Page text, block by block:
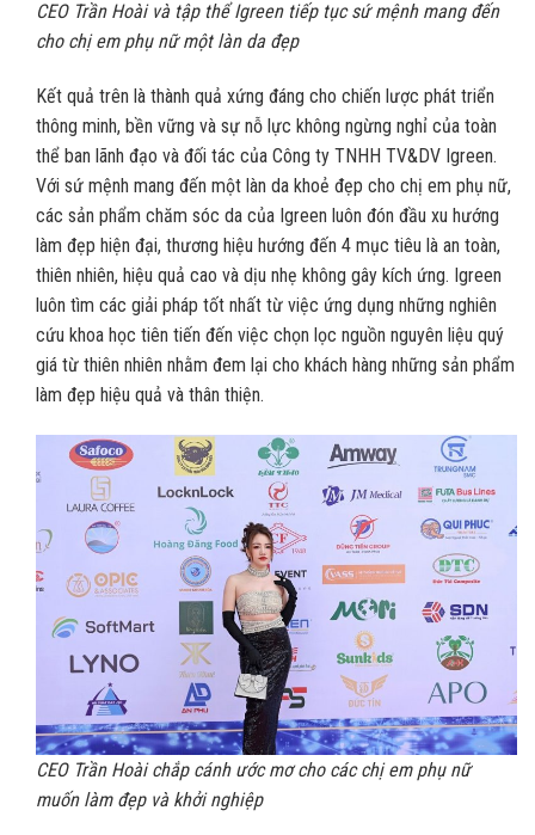
CEO Trần Hoài và tập thể Igreen tiếp tục sứ mệnh mang đến
cho chị em phụ nữ một làn da đẹp
Kết quả trên là thành quả xứng đáng cho chiến lược phát triển
thông minh, bền vững và sự nỗ lực không ngừng nghỉ của toàn
thể ban lãnh đạo và đối tác của Công ty TNHH TV&DV Igreen.
Với sứ mệnh mang đến một làn da khoẻ đẹp cho chị em phụ nữ,
các sản phẩm chăm sóc da của Igreen luôn đón đầu xu hướng
làm đẹp hiện đại, thương hiệu hướng đến 4 mục tiêu là an toàn,
thiên nhiên, hiệu quả cao và dịu nhẹ không gây kích ứng. Igreen
luôn tìm các giải pháp tốt nhất từ việc ứng dụng những nghiên
cứu khoa học tiên tiến đến việc chọn lọc nguồn nguyên liệu quý
giá từ thiên nhiên nhằm đem lại cho khách hàng những sản phẩm
làm đẹp hiệu quả và thân thiện.
CEO Trần Hoài chắp cánh ước mơ cho các chị em phụ nữ
muốn làm đẹp và khởi nghiệp